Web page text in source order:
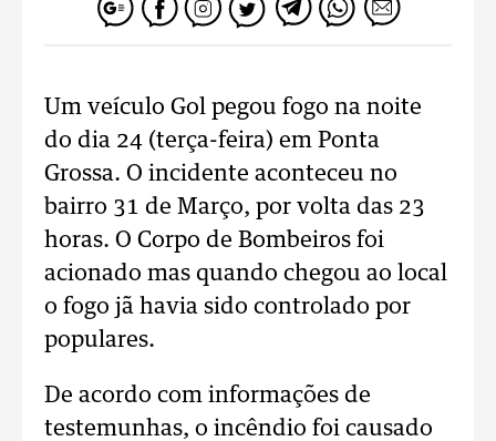
Um veículo Gol pegou fogo na noite
do dia 24 (terça-feira) em Ponta
Grossa. O incidente aconteceu no
bairro 31 de Março, por volta das 23
horas. O Corpo de Bombeiros foi
acionado mas quando chegou ao local
o fogo jã havia sido controlado por
populares.
De acordo com informações de
testemunhas, o incêndio foi causado